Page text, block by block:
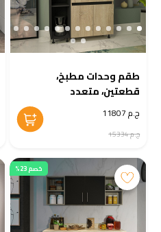
طقم وحدات مطبخ،
قطعتين، متعدد
الألوان - KM-EG38-191ج.م 11807
ج.م 15334
خصم 23%